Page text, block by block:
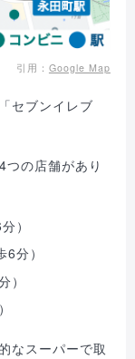
引用： Google Map
セブンイレブ
つの店舗があり
）
分）
）
なスーパーで取